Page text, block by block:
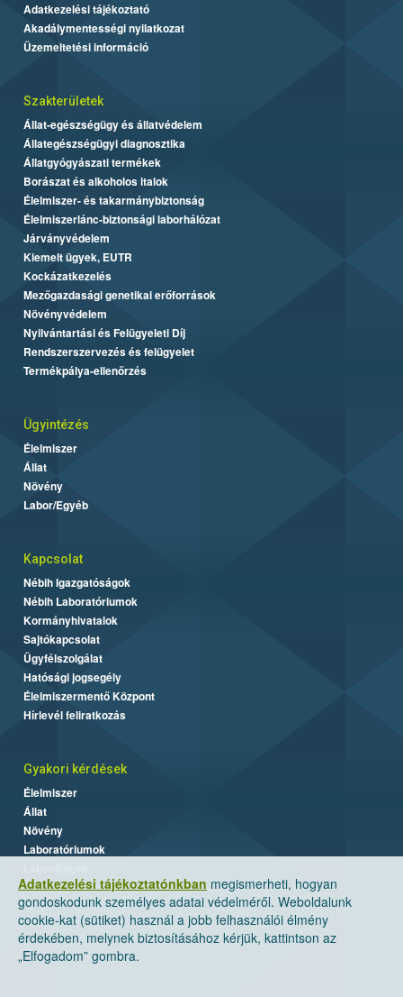
Adatkezelési tájékoztatónkban megismerheti, hogyan
gondoskodunk személyes adatai védelméről. Weboldalunk
cookie-kat (sütiket) használ a jobb felhasználói élmény
érdekében, melynek biztosításához kérjük, kattintson az
„Elfogadom” gombra.
Adatkezelési tájékoztató
Akadálymentességi nyilatkozat
Üzemeltetési információ
Szakterületek
Állat-egészségügy és állatvédelem
Állategészségügyi diagnosztika
Állatgyógyászati termékek
Borászat és alkoholos italok
Élelmiszer- és takarmánybiztonság
Élelmiszerlánc-biztonsági laborhálózat
Járványvédelem
Kiemelt ügyek, EUTR
Kockázatkezelés
Mezőgazdasági genetikai erőforrások
Növényvédelem
Nyilvántartási és Felügyeleti Díj
Rendszerszervezés és felügyelet
Termékpálya-ellenőrzés
Ügyintézés
Élelmiszer
Állat
Növény
Labor/Egyéb
Kapcsolat
Nébih Igazgatóságok
Nébih Laboratóriumok
Kormányhivatalok
Sajtókapcsolat
Ügyfélszolgálat
Hatósági jogsegély
Élelmiszermentő Központ
Hírlevél feliratkozás
Gyakori kérdések
Élelmiszer
Állat
Növény
Laboratóriumok